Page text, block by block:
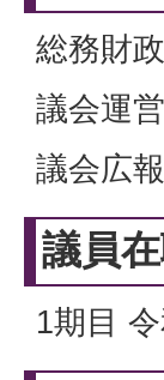
総務財
議会運
議会広
議員
1期目